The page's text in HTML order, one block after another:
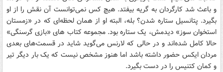
و باعث شد کارگردان به گریه بیفتد. هیچ کس نمی‌توانست آن نقش را از او
بگیرد. پتانسیل ستاره شدن؟ بله، البته او از همان لحظه‌ای که در «زمستان
استخوان سوز» دیدمش، یک ستاره بود. مجموعه کتاب های «بازی گرسنگی»
حالا کامل شده‌‌اند و در حالی که لارنس می‌گوید شاید در قسمت‌های بعدی
مردان ایکس حضور داشته باشد اما هنوز مشخص نیست که یک بار دیگر تیر
و کمان کتنیس را در دست بگیرد.